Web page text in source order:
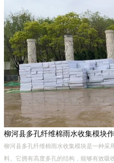
柳河县多孔纤维棉雨水收集模块是一种采
料。它拥有高度多孔的结构，能够有效吸